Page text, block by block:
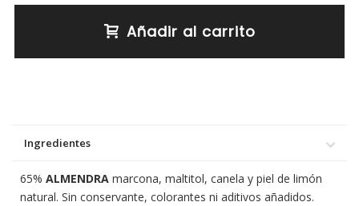
Añadir al carrito
Ingredientes
65% ALMENDRA marcona, maltitol, canela y piel de limón
natural. Sin conservante, colorantes ni aditivos añadidos.